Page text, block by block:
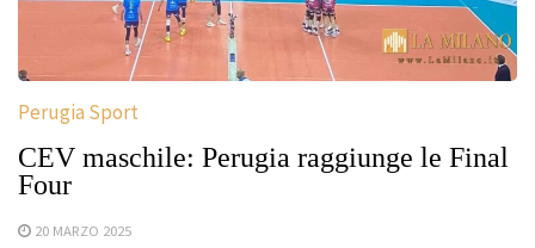
Perugia Sport
CEV maschile: Perugia raggiunge le Final
Four
20 MARZO 2025